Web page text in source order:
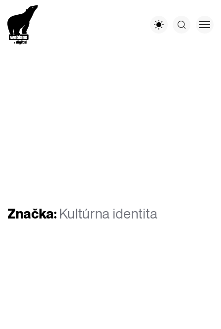
Značka: Kultúrna identita